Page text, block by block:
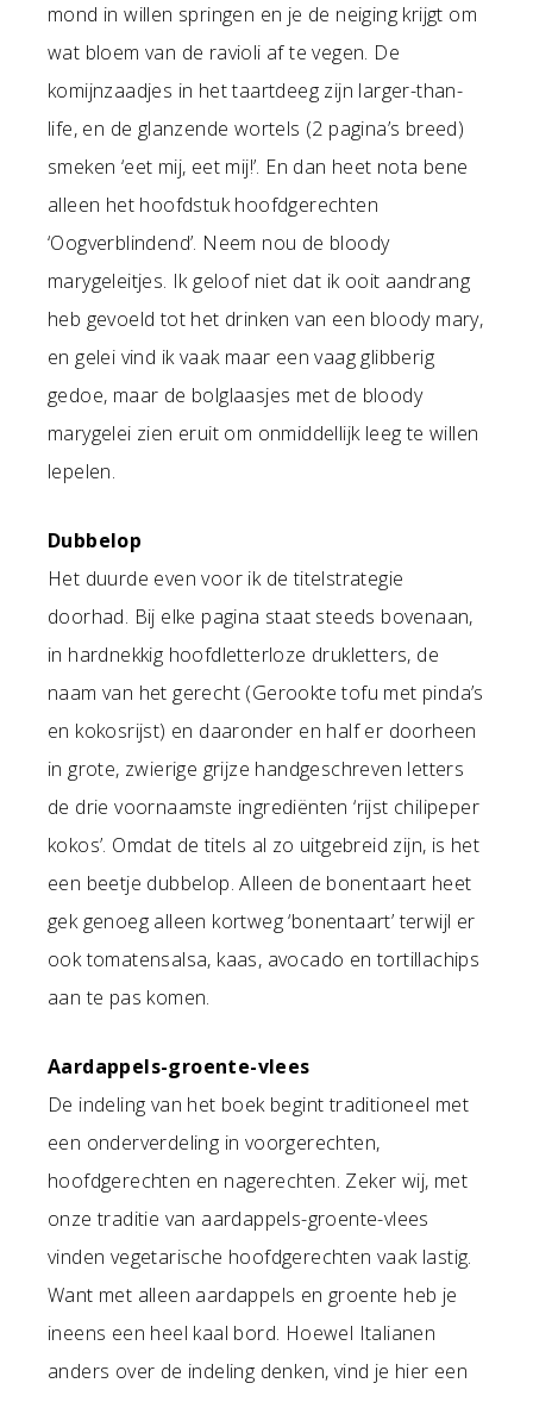
mond in willen springen en je de neiging krijgt om
wat bloem van de ravioli af te vegen. De
komijnzaadjes in het taartdeeg zijn larger-than-
life, en de glanzende wortels (2 pagina’s breed)
smeken ‘eet mij, eet mij!’. En dan heet nota bene
alleen het hoofdstuk hoofdgerechten
‘Oogverblindend’. Neem nou de bloody
marygeleitjes. Ik geloof niet dat ik ooit aandrang
heb gevoeld tot het drinken van een bloody mary,
en gelei vind ik vaak maar een vaag glibberig
gedoe, maar de bolglaasjes met de bloody
marygelei zien eruit om onmiddellijk leeg te willen
lepelen.
Dubbelop
Het duurde even voor ik de titelstrategie
doorhad. Bij elke pagina staat steeds bovenaan,
in hardnekkig hoofdletterloze drukletters, de
naam van het gerecht (Gerookte tofu met pinda’s
en kokosrijst) en daaronder en half er doorheen
in grote, zwierige grijze handgeschreven letters
de drie voornaamste ingrediënten ‘rijst chilipeper
kokos’. Omdat de titels al zo uitgebreid zijn, is het
een beetje dubbelop. Alleen de bonentaart heet
gek genoeg alleen kortweg ‘bonentaart’ terwijl er
ook tomatensalsa, kaas, avocado en tortillachips
aan te pas komen.
Aardappels-groente-vlees
De indeling van het boek begint traditioneel met
een onderverdeling in voorgerechten,
hoofdgerechten en nagerechten. Zeker wij, met
onze traditie van aardappels-groente-vlees
vinden vegetarische hoofdgerechten vaak lastig.
Want met alleen aardappels en groente heb je
ineens een heel kaal bord. Hoewel Italianen
anders over de indeling denken, vind je hier een